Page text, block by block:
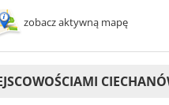
zobacz aktywną mapę